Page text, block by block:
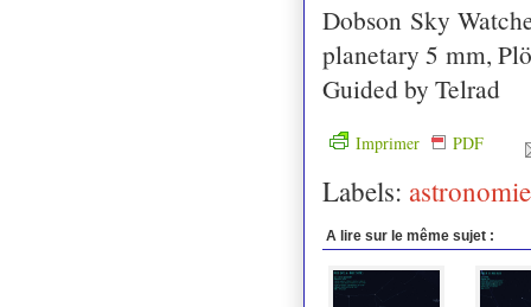
Dobson Sky
planetary 5 mm,
Guided by Telrad
Imprimer PDF
Labels: astronomie
A lire sur le même sujet :